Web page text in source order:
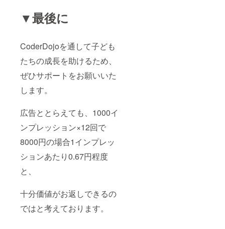
▼最後に
CoderDojoを通して子ども
たちの成長を助けるため、
ぜひサポートをお願いいた
します。
広告ととらえても、1000イ
ンプレッション×12回で
8000円の場合1インプレッ
ションあたり0.67円程度
と、
十分価値がお返しできるの
ではと考えております。